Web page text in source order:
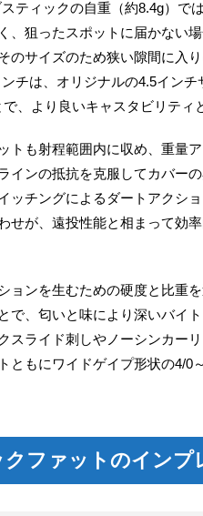
ティックの自重（約8.4g）で
、狙ったスポットに届かない
のサイズのため狭い隙間に入
チは、オリジナルの4.5イン
、より良いキャスタビリティ
トも射程範囲内に収め、重量
インの抵抗を克服してカバー
ッチングによるダートアクシ
せが、遠投性能と相まって効
ョンを生むための硬度と比重
で、匂いと味により深いバイ
スライド刺しやノーシンカー
ともにワイドゲイプ形状の4/0
クファットのインプ